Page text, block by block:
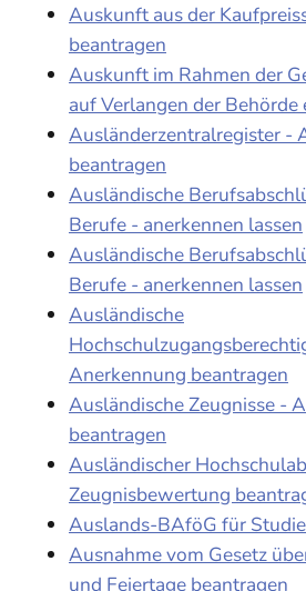
Auskunft aus der
beantragen
Auskunft im Rahmen der
auf Verlangen der Behörde
Ausländerzentralregister -
beantragen
Ausländische
Berufe - anerkennen lassen
Ausländische
Berufe - anerkennen lassen
Ausländische
Anerkennung beantragen
Ausländische Zeugnisse -
beantragen
Ausländischer
Zeugnisbewertung
Auslands-BAföG für
Ausnahme vom Gesetz
und Feiertage beantragen